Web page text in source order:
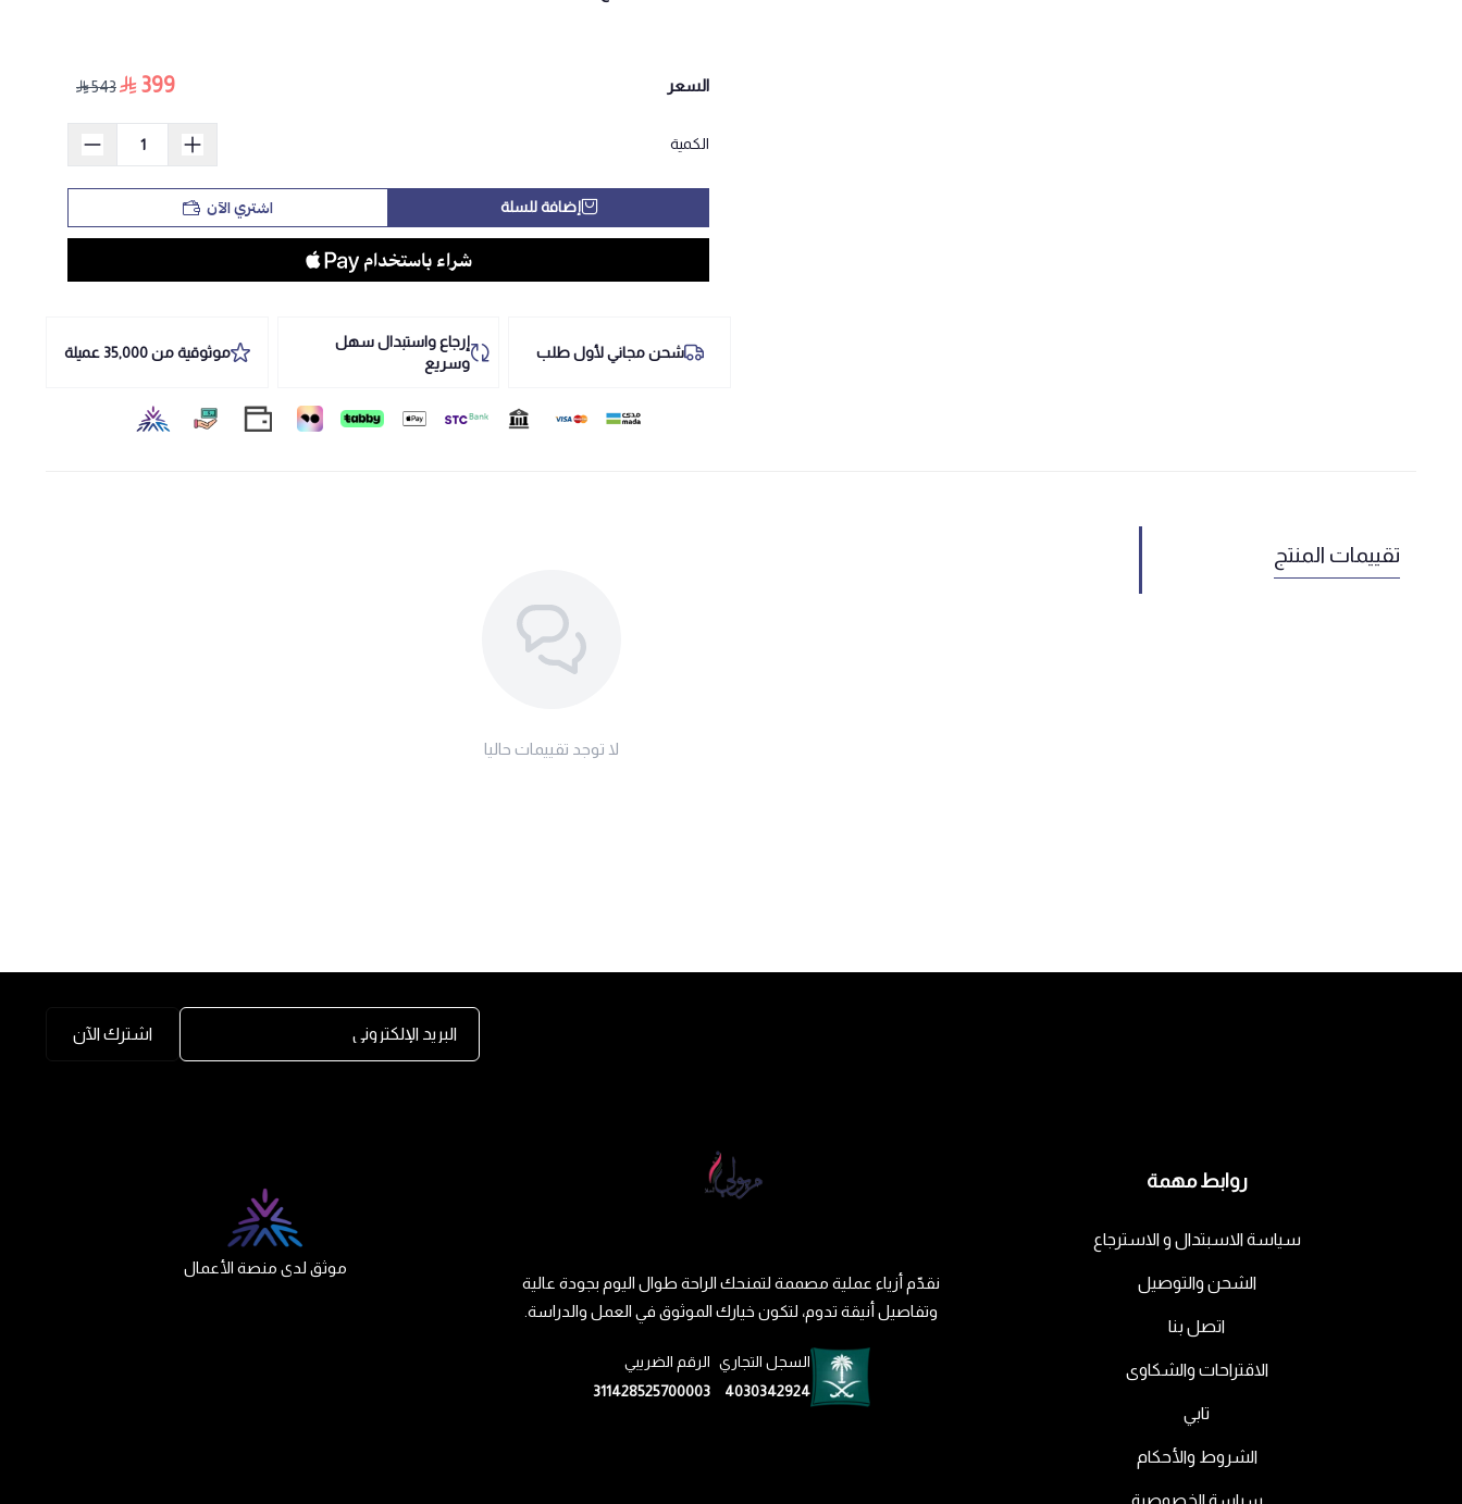
السعر 399
543
الكمية
إضافة للسلة اشتري الآن
شحن مجاني لأول طلب
إرجاع واستبدال سهل
وسريع
موثوقية من 35,000 عميلة
تقييمات المنتج
لا توجد تقييمات حاليا
البريد الإلكتروني
اشترك الآن
روابط مهمة
سياسة الاسبتدال و الاسترجاع
الشحن والتوصيل
اتصل بنا
الاقتراحات والشكاوى
تابي
الشروط والأحكام
سياسة الخصوصية
نقدّم أزياء عملية مصممة لتمنحك الراحة طوال اليوم بجودة عالية
وتفاصيل أنيقة تدوم، لتكون خيارك الموثوق في العمل والدراسة.
السجل التجاري
4030342924
الرقم الضريبي
311428525700003
موثق لدى منصة الأعمال